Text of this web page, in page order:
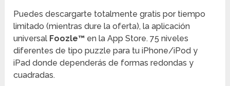
Puedes descargarte totalmente gratis por tiempo
limitado (mientras dure la oferta), la aplicación
universal Foozle™ en la App Store. 75 niveles
diferentes de tipo puzzle para tu iPhone/iPod y
iPad donde dependerás de formas redondas y
cuadradas.